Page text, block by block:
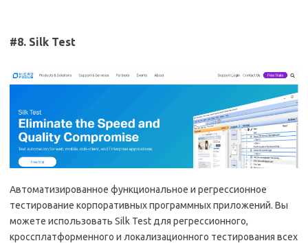
#8. Silk Test
Автоматизированное функциональное и регрессионное
тестирование корпоративных программных приложений. Вы
можете использовать Silk Test для регрессионного,
кроссплатформенного и локализационного тестирования всех